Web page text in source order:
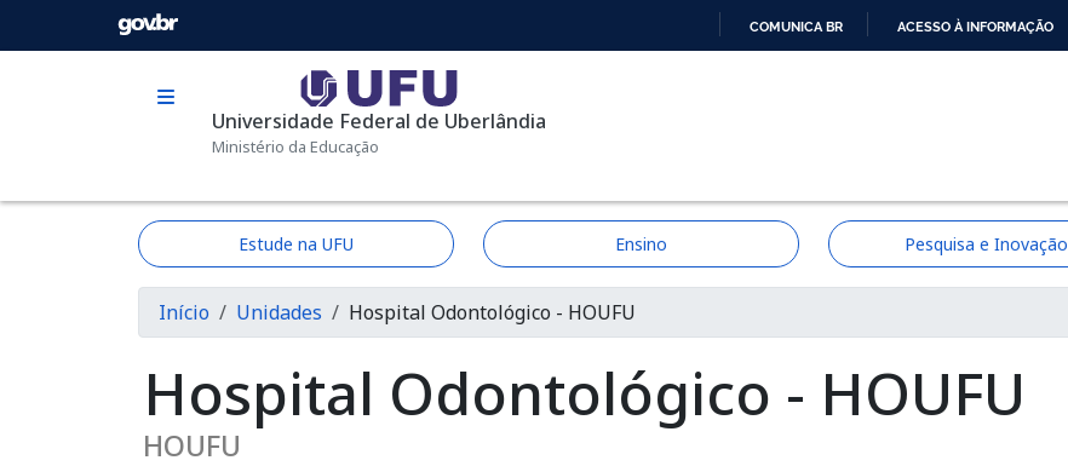
Pular para o conteúdo principal COMUNICA BR ACESSO À INFORMAÇÃO
Universidade Federal de Uberlândia
Ministério da Educação
Estude na UFU Ensino Pesquisa e Inovação
Trilha de navegação
Início Unidades Hospital Odontológico - HOUFU
Hospital Odontológico - HOUFU
HOUFU